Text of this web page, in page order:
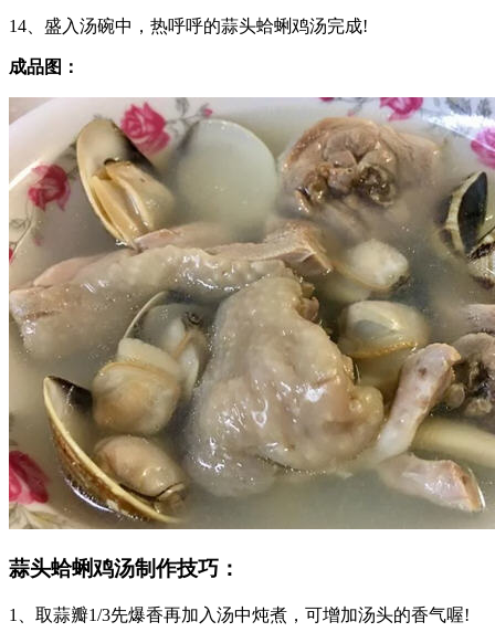
14、盛入汤碗中，热呼呼的蒜头蛤蜊鸡汤完成!
成品图：
蒜头蛤蜊鸡汤制作技巧：
1、取蒜瓣1/3先爆香再加入汤中炖煮，可增加汤头的香气喔!